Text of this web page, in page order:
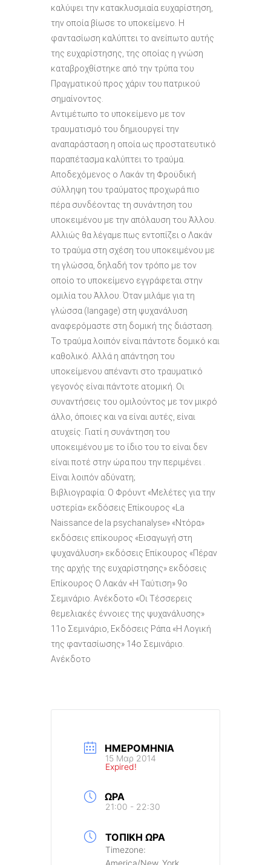
καλύψει την κατακλυσμιαία ευχαρίστηση,
την οποία βίωσε το υποκείμενο. Η
φαντασίωση καλύπτει το ανείπωτο αυτής
της ευχαρίστησης, της οποίας η γνώση
καταβροχθίστηκε από την τρύπα του
Πραγματικού προς χάριν του πατρικού
σημαίνοντος.
Αντιμέτωπο το υποκείμενο με τον
τραυματισμό του δημιουργεί την
αναπαράσταση η οποία ως προστατευτικό
παραπέτασμα καλύπτει το τραύμα.
Αποδεχόμενος ο Λακάν τη Φροϋδική
σύλληψη του τραύματος προχωρά πιο
πέρα συνδέοντας τη συνάντηση του
υποκειμένου με την απόλαυση του Άλλου.
Αλλιώς θα λέγαμε πως εντοπίζει ο Λακάν
το τραύμα στη σχέση του υποκειμένου με
τη γλώσσα, δηλαδή τον τρόπο με τον
οποίο το υποκείμενο εγγράφεται στην
ομιλία του Άλλου. Όταν μιλάμε για τη
γλώσσα (langage) στη ψυχανάλυση
αναφερόμαστε στη δομική της διάσταση.
Το τραύμα λοιπόν είναι πάντοτε δομικό και
καθολικό. Αλλά η απάντηση του
υποκείμενου απέναντι στο τραυματικό
γεγονός είναι πάντοτε ατομική. Οι
συναντήσεις του ομιλούντος με τον μικρό
άλλο, όποιες και να είναι αυτές, είναι
ατυχείς. Γιατί η συνάντηση του
υποκειμένου με το ίδιο του το είναι δεν
είναι ποτέ στην ώρα που την περιμένει .
Είναι λοιπόν αδύνατη;
Βιβλιογραφία: Ο Φρόυντ «Μελέτες για την
υστερία» εκδόσεις Επίκουρος «La
Naissance de la psychanalyse» «Ντόρα»
εκδόσεις επίκουρος «Εισαγωγή στη
ψυχανάλυση» εκδόσεις Επίκουρος «Πέραν
της αρχής της ευχαρίστησης» εκδόσεις
Επίκουρος Ο Λακάν «Η Ταύτιση» 9ο
Σεμινάριο. Ανέκδοτο «Οι Τέσσερεις
θεμελιακές έννοιες της ψυχανάλυσης»
11o Σεμινάριο, Εκδόσεις Ράπα «Η Λογική
της φαντασίωσης» 14ο Σεμινάριο.
Ανέκδοτο
ΗΜΕΡΟΜΗΝΊΑ
15 Μαρ 2014
Expired!
ΏΡΑ
21:00 - 22:30
ΤΟΠΙΚΉ ΏΡΑ
Timezone: